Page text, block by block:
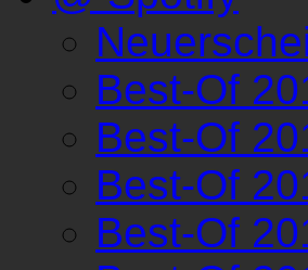
Best-Of
Best-Of
Best-Of
Best-Of